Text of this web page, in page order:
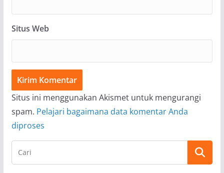
Situs Web
Situs ini menggunakan Akismet untuk mengurangi
spam. Pelajari bagaimana data komentar Anda
diproses